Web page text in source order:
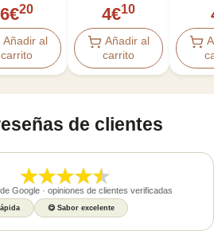
6€20
Añadir al
carrito
4€10
Añadir al
carrito
de clientes
Google · opiniones de clientes verificadas
😋 Sabor excelente